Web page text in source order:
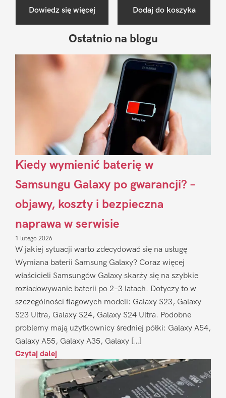
Dowiedz się więcej Dodaj do koszyka
Sidebar
Ostatnio na blogu
Kiedy wymienić baterię w
Samsungu Galaxy po gwarancji? –
objawy, koszty i bezpieczna
naprawa w serwisie
1 lutego 2026
W jakiej sytuacji warto zdecydować się na usługę
Wymiana baterii Samsung Galaxy? Coraz więcej
właścicieli Samsungów Galaxy skarży się na szybkie
rozładowywanie baterii po 2–3 latach. Dotyczy to w
szczególności flagowych modeli: Galaxy S23, Galaxy
S23 Ultra, Galaxy S24, Galaxy S24 Ultra. Podobne
problemy mają użytkownicy średniej półki: Galaxy A54,
Galaxy A55, Galaxy A35, Galaxy […]
Czytaj dalej